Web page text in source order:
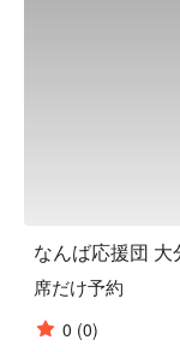
なんば応援団
席だけ予約
0 (0)